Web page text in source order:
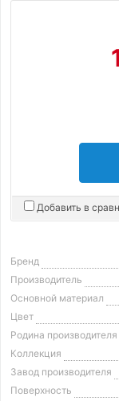
Добавить в
Бренд
Производитель
Основной материал
Цвет
Родина производителя
Коллекция
Завод производителя
Поверхность